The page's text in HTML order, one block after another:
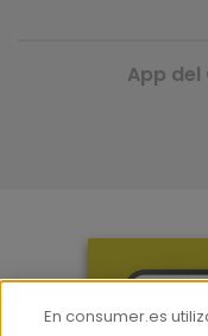
App
En consumer.es